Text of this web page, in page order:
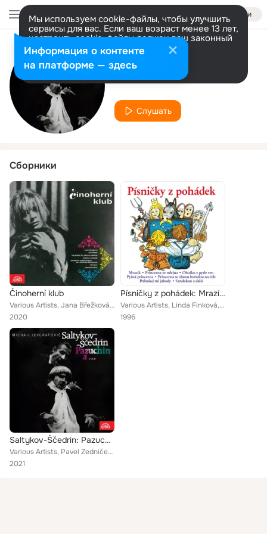
Войти
Мы используем cookie-файлы, чтобы улучшить
сервисы для вас. Если ваш возраст менее 13 лет,
настроить cookie-файлы должен ваш законный
представитель. Больше информации
Разрешить все Настроить
Исполнитель
František Husák
Слушать
Сборники
Činoherní klub
Various Artists, Jana Břežková, Jiří Hálek, Josef Somr, Jan Kačer, Jaroslav Wagner, Josef Vondráček, Nina Divíšková, Jiří Kodet,...
2020
Písničky z pohádek: Mrazík-Princezna ze mlejna-Obušku z pytle ven-Pyšná princezna-Princezna se zlatou hvězdou na čele-Pofoukej m...
Various Artists, Linda Finková, Josef Zíma, Petr Kotvald, Radek Valenta, Ota Jirák, Karel Černoch, Voice-mix Lídy Nopové, Libuše...
1996
Saltykov-Ščedrin: Pazuchin a...
Various Artists, Pavel Zedníček, Ladislav Mrkvička, Oldřich Vlach, Vladimír Dlouhý, Jan Přeučil, Hana Smrčková, Bořík Procházka,...
2021
Информация о контенте
на платформе — здесь